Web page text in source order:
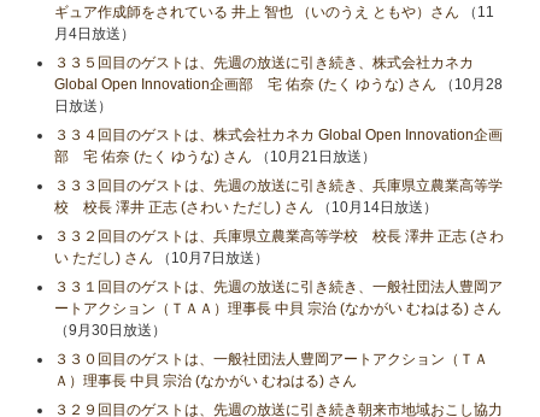
ギュア作成師をされている 井上 智也 （いのうえ ともや）さん （11
月4日放送）
３３５回目のゲストは、先週の放送に引き続き、株式会社カネカ
Global Open Innovation企画部 宅 佑奈 (たく ゆうな) さん （10月28
日放送）
３３４回目のゲストは、株式会社カネカ Global Open Innovation企画
部 宅 佑奈 (たく ゆうな) さん （10月21日放送）
３３３回目のゲストは、先週の放送に引き続き、兵庫県立農業高等学
校 校長 澤井 正志 (さわい ただし) さん （10月14日放送）
３３２回目のゲストは、兵庫県立農業高等学校 校長 澤井 正志 (さわ
い ただし) さん （10月7日放送）
３３１回目のゲストは、先週の放送に引き続き、一般社団法人豊岡ア
ートアクション（ＴＡＡ）理事長 中貝 宗治 (なかがい むねはる) さん
（9月30日放送）
３３０回目のゲストは、一般社団法人豊岡アートアクション（ＴＡ
Ａ）理事長 中貝 宗治 (なかがい むねはる) さん
３２９回目のゲストは、先週の放送に引き続き朝来市地域おこし協力